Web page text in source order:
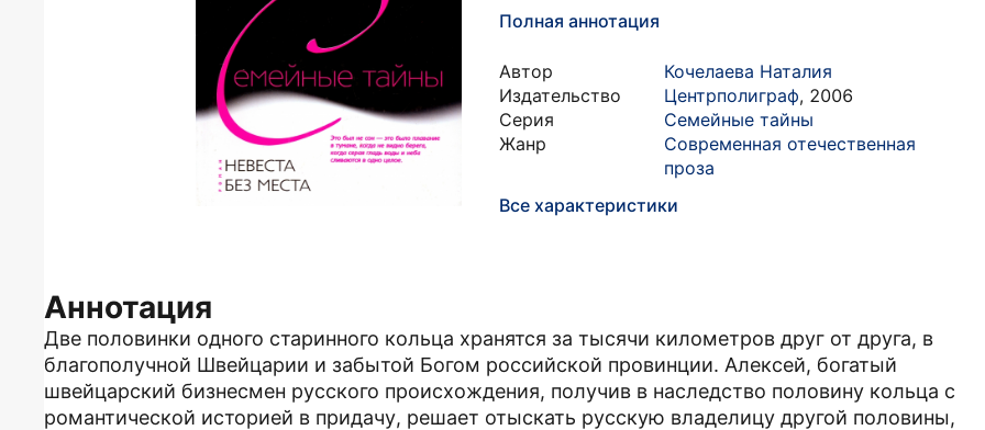
Полная аннотация
Автор
Кочелаева Наталия
Издательство
Центрполиграф, 2006
Серия
Семейные тайны
Жанр
Современная отечественная
проза
Все характеристики
Аннотация
Две половинки одного старинного кольца хранятся за тысячи километров друг от друга, в
благополучной Швейцарии и забытой Богом российской провинции. Алексей, богатый
швейцарский бизнесмен русского происхождения, получив в наследство половину кольца с
романтической историей в придачу, решает отыскать русскую владелицу другой половины,